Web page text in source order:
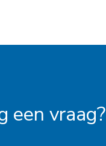
een vraag?